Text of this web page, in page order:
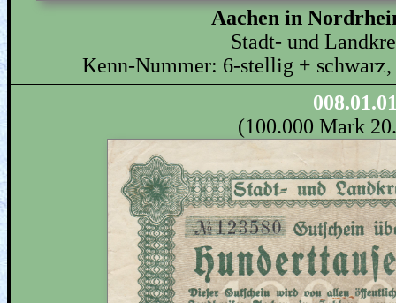
Aachen in
Stadt- und
Kenn-Nummer: 6-stellig +
(100.000 Mark